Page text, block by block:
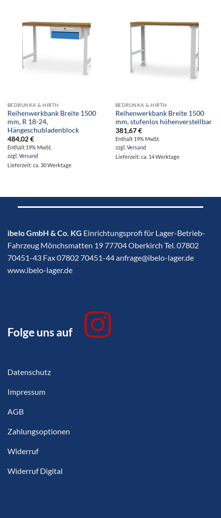
BEDRUNKA & HIRTH
Reihenwerkbank Breite 1500
mm, R 18-24,
Hängeschubladenblock
484,02€
Enthält 19% MwSt.
zzgl. Versand
Lieferzeit: ca. 30 Werktage
BEDRUNKA & HIRTH
Reihenwerkbank Breite 1500
mm, stufenlos höhenverstellbar
381,67€
Enthält 19% MwSt.
zzgl. Versand
Lieferzeit: ca. 14 Werktage
ibelo GmbH & Co. KG Einrichtungsprofi für Lager-Betrieb-
Fahrzeug Mönchsmatten 19 77704 Oberkirch Tel. 07802
70451-43 Fax 07802 70451-44 anfrage@ibelo-lager.de
www.ibelo-lager.de
Folge uns auf
Datenschutz
Impressum
AGB
Zahlungsoptionen
Widerruf
Widerruf Digital